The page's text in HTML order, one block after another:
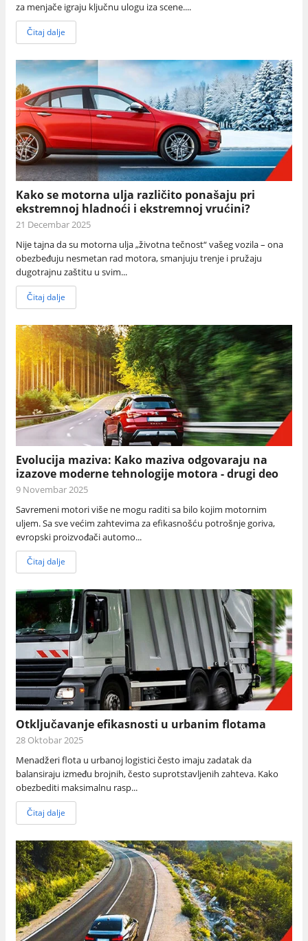
za menjače igraju ključnu ulogu iza scene....
Čitaj dalje
Kako se motorna ulja različito ponašaju pri
ekstremnoj hladnoći i ekstremnoj vrućini?
21 Decembar 2025
Nije tajna da su motorna ulja „životna tečnost“ vašeg vozila – ona
obezbeđuju nesmetan rad motora, smanjuju trenje i pružaju
dugotrajnu zaštitu u svim...
Čitaj dalje
Evolucija maziva: Kako maziva odgovaraju na
izazove moderne tehnologije motora - drugi deo
9 Novembar 2025
Savremeni motori više ne mogu raditi sa bilo kojim motornim
uljem. Sa sve većim zahtevima za efikasnošću potrošnje goriva,
evropski proizvođači automo...
Čitaj dalje
Otključavanje efikasnosti u urbanim flotama
28 Oktobar 2025
Menadžeri flota u urbanoj logistici često imaju zadatak da
balansiraju između brojnih, često suprotstavljenih zahteva. Kako
obezbediti maksimalnu rasp...
Čitaj dalje